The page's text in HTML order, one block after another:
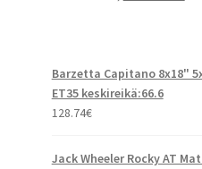
Barzetta Capitano 8x18"
ET35 keskireikä:66.6
128.74€
Jack Wheeler Rocky AT